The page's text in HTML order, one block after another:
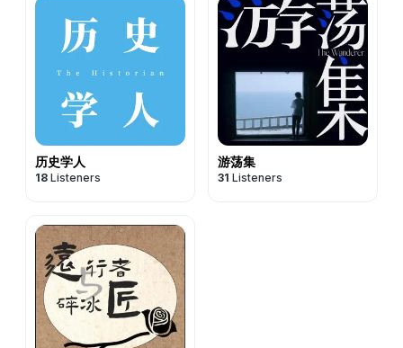
历史学人
18 Listeners
游荡集
31 Listeners